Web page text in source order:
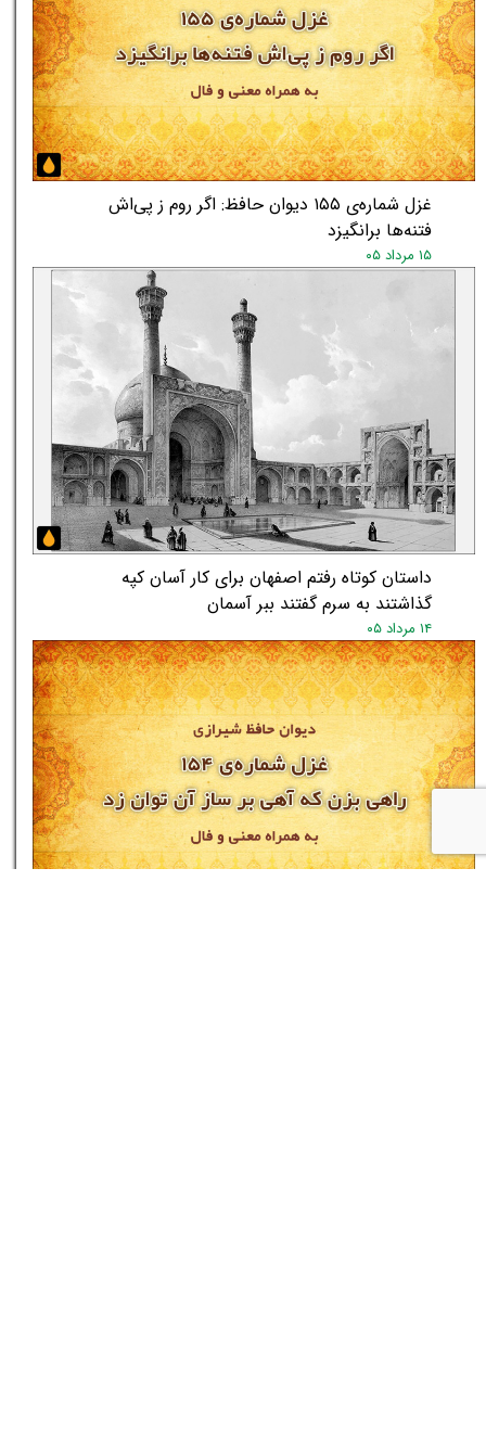
★
غزل شماره‌ی ۱۵۵ دیوان حافظ: اگر روم ز پی‌اش
فتنه‌ها برانگیزد
۱۵ مرداد ۰۵
داستان کوتاه رفتم اصفهان برای کار آسان کپه
گذاشتند به سرم گفتند ببر آسمان
۱۴ مرداد ۰۵